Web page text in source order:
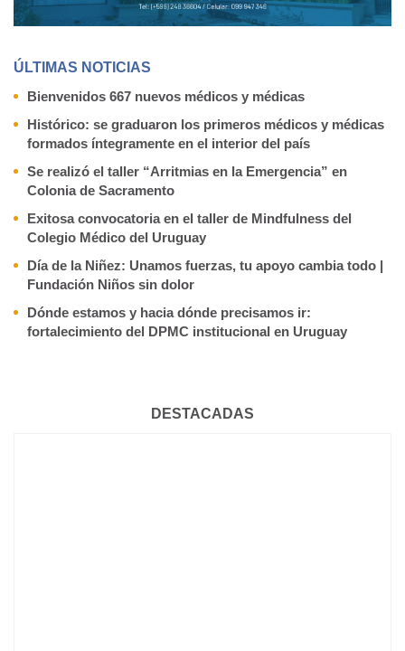
ÚLTIMAS NOTICIAS
Bienvenidos 667 nuevos médicos y médicas
Histórico: se graduaron los primeros médicos y médicas
formados íntegramente en el interior del país
Se realizó el taller “Arritmias en la Emergencia” en
Colonia de Sacramento
Exitosa convocatoria en el taller de Mindfulness del
Colegio Médico del Uruguay
Día de la Niñez: Unamos fuerzas, tu apoyo cambia todo |
Fundación Niños sin dolor
Dónde estamos y hacia dónde precisamos ir:
fortalecimiento del DPMC institucional en Uruguay
DESTACADAS